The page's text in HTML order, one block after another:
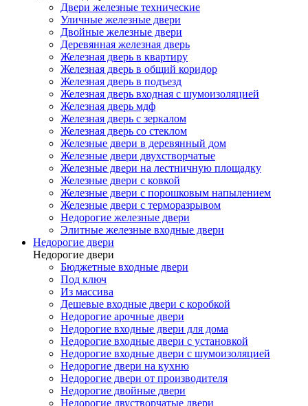
Двери железные технические
Уличные железные двери
Двойные железные двери
Деревянная железная дверь
Железная дверь в квартиру
Железная дверь в общий коридор
Железная дверь в подъезд
Железная дверь входная с шумоизоляцией
Железная дверь мдф
Железная дверь с зеркалом
Железная дверь со стеклом
Железные двери в деревянный дом
Железные двери двухстворчатые
Железные двери на лестничную площадку
Железные двери с ковкой
Железные двери с порошковым напылением
Железные двери с терморазрывом
Недорогие железные двери
Элитные железные входные двери
Недорогие двери
Недорогие двери
Бюджетные входные двери
Под ключ
Из массива
Дешевые входные двери с коробкой
Недорогие арочные двери
Недорогие входные двери для дома
Недорогие входные двери с установкой
Недорогие входные двери с шумоизоляцией
Недорогие двери на кухню
Недорогие двери от производителя
Недорогие двойные двери
Недорогие двустворчатые двери